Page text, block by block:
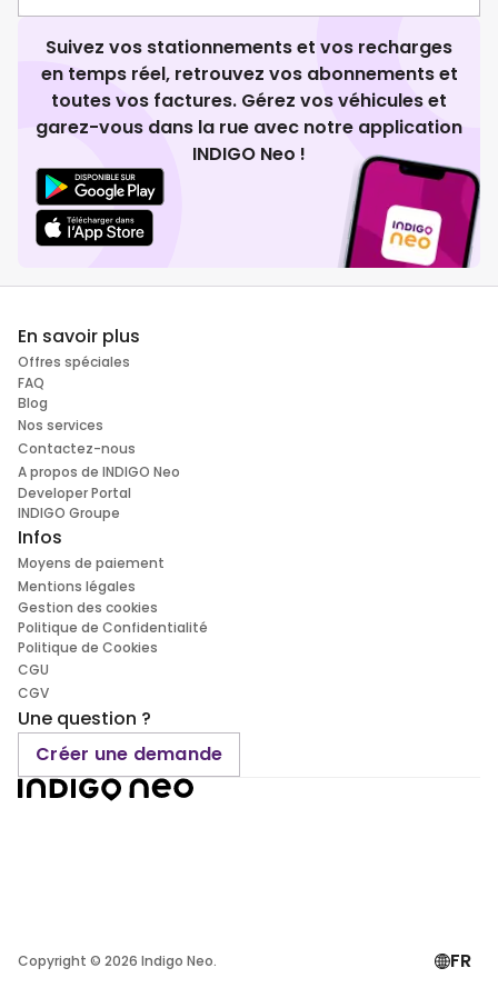
Suivez vos stationnements et vos recharges
en temps réel, retrouvez vos abonnements et
toutes vos factures. Gérez vos véhicules et
garez-vous dans la rue avec notre application
INDIGO Neo !
En savoir plus
Offres spéciales
FAQ
Blog
Nos services
Contactez-nous
A propos de INDIGO Neo
Developer Portal
INDIGO Groupe
Infos
Moyens de paiement
Mentions légales
Gestion des cookies
Politique de Confidentialité
Politique de Cookies
CGU
CGV
Une question ?
Créer une demande
Copyright © 2026 Indigo Neo. FR